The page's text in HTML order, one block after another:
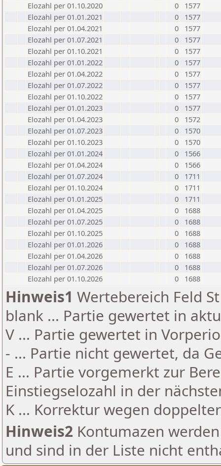
Elozahl per 01.10.2020
0
1577
Elozahl per 01.01.2021
0
1577
Elozahl per 01.04.2021
0
1577
Elozahl per 01.07.2021
0
1577
Elozahl per 01.10.2021
0
1577
Elozahl per 01.01.2022
0
1577
Elozahl per 01.04.2022
0
1577
Elozahl per 01.07.2022
0
1577
Elozahl per 01.10.2022
0
1577
Elozahl per 01.01.2023
0
1577
Elozahl per 01.04.2023
0
1572
Elozahl per 01.07.2023
0
1570
Elozahl per 01.10.2023
0
1570
Elozahl per 01.01.2024
0
1566
Elozahl per 01.04.2024
0
1566
Elozahl per 01.07.2024
0
1711
Elozahl per 01.10.2024
0
1711
Elozahl per 01.01.2025
0
1711
Elozahl per 01.04.2025
0
1688
Elozahl per 01.07.2025
0
1688
Elozahl per 01.10.2025
0
1688
Elozahl per 01.01.2026
0
1688
Elozahl per 01.04.2026
0
1688
Elozahl per 01.07.2026
0
1688
Elozahl per 01.10.2026
0 1688
Hinweis1 Wertebereich Feld
blank ... Partie gewertet in
V ... Partie gewertet in
- ... Partie nicht gewertet, da
E ... Partie vorgemerkt zur
Einstiegselozahl in der
K ... Korrektur wegen
Hinweis2 Kontumazen
und sind in der Liste nicht